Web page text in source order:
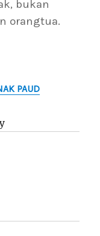
bukan
orangtua.
PAUD